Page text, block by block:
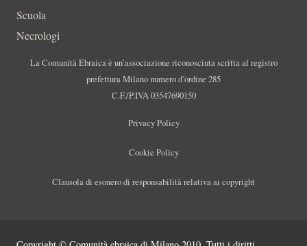
Scuola
Necrologi
La Comunità Ebraica è un’associazione riconosciuta scritta al registro
prefettura Milano numero d’ordine 285
C.F./P.IVA 03547690150
Privacy Policy
Cookie Policy
Clausola di esonero di responsabilità relativa ai copyright